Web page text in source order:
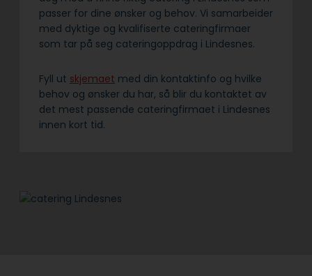
passer for dine ønsker og behov. Vi samarbeider
med dyktige og kvalifiserte cateringfirmaer
som tar på seg cateringoppdrag i Lindesnes.
Fyll ut skjemaet med din kontaktinfo og hvilke
behov og ønsker du har, så blir du kontaktet av
det mest passende cateringfirmaet i Lindesnes
innen kort tid.